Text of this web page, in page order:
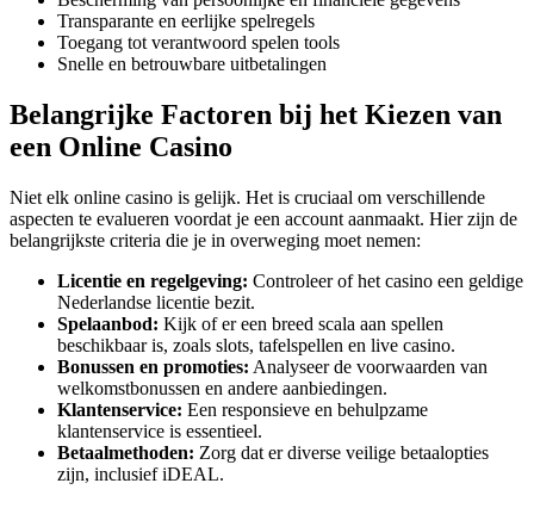
Transparante en eerlijke spelregels
Toegang tot verantwoord spelen tools
Snelle en betrouwbare uitbetalingen
Belangrijke Factoren bij het Kiezen van
een Online Casino
Niet elk online casino is gelijk. Het is cruciaal om verschillende
aspecten te evalueren voordat je een account aanmaakt. Hier zijn de
belangrijkste criteria die je in overweging moet nemen:
Licentie en regelgeving: Controleer of het casino een geldige
Nederlandse licentie bezit.
Spelaanbod: Kijk of er een breed scala aan spellen
beschikbaar is, zoals slots, tafelspellen en live casino.
Bonussen en promoties: Analyseer de voorwaarden van
welkomstbonussen en andere aanbiedingen.
Klantenservice: Een responsieve en behulpzame
klantenservice is essentieel.
Betaalmethoden: Zorg dat er diverse veilige betaalopties
zijn, inclusief iDEAL.